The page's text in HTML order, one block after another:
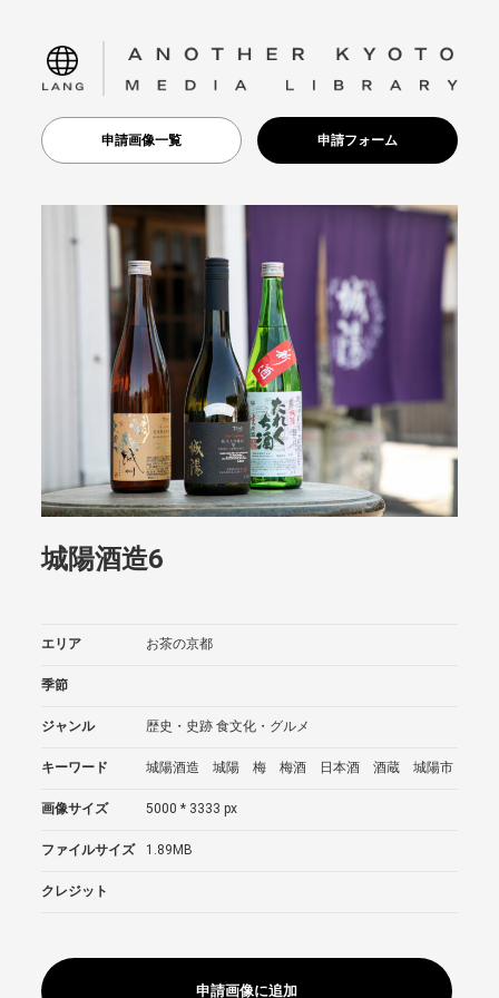
language
申請画像一覧 申請フォーム
城陽酒造6
エリア お茶の京都
季節
ジャンル 歴史・史跡 食文化・グルメ
キーワード 城陽酒造 城陽 梅 梅酒 日本酒 酒蔵 城陽市
画像サイズ 5000 * 3333 px
ファイルサイズ 1.89MB
クレジット
申請画像に追加